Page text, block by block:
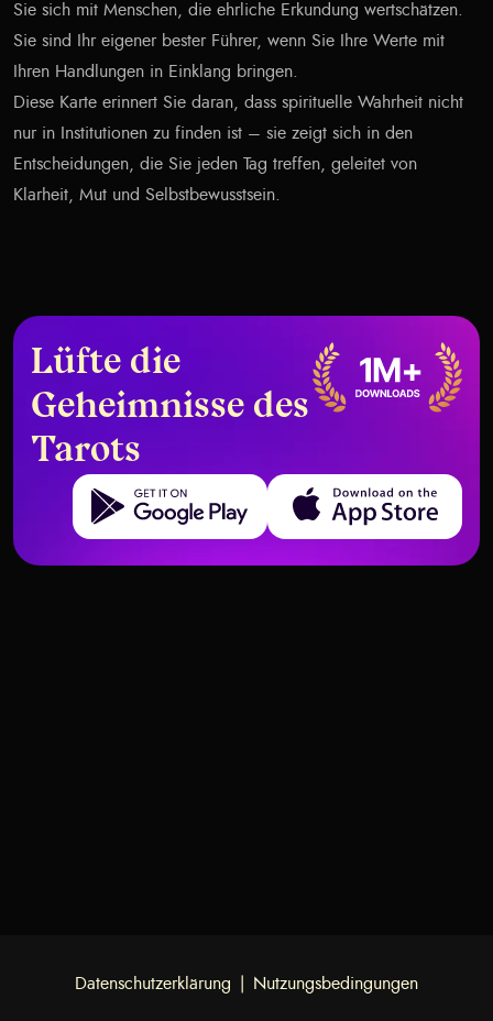
Sie sich mit Menschen, die ehrliche Erkundung wertschätzen.
Sie sind Ihr eigener bester Führer, wenn Sie Ihre Werte mit
Ihren Handlungen in Einklang bringen.
Diese Karte erinnert Sie daran, dass spirituelle Wahrheit nicht
nur in Institutionen zu finden ist – sie zeigt sich in den
Entscheidungen, die Sie jeden Tag treffen, geleitet von
Klarheit, Mut und Selbstbewusstsein.
Lüfte die
Geheimnisse des
Tarots
Get it on Google Play Download on the App Store
Datenschutzerklärung Nutzungsbedingungen